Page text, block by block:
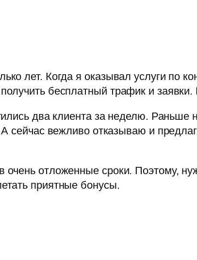
лет. Когда я оказывал услуги по
бесплатный трафик и
два клиента за неделю. Раньше
сейчас вежливо отказываю и
очень отложенные сроки. Поэтому,
приятные бонусы.